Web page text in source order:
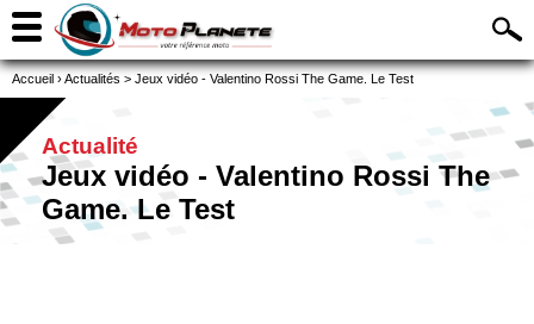
Accueil ›Actualités > Jeux vidéo - Valentino Rossi The Game. Le Test
Actualité
Jeux vidéo - Valentino Rossi The
Game. Le Test